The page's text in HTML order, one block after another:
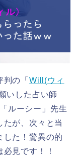
判の「Will(ウィ
いした占い師
ルーシー」先生
たが、次々と当
した！驚異の的
必見です！！